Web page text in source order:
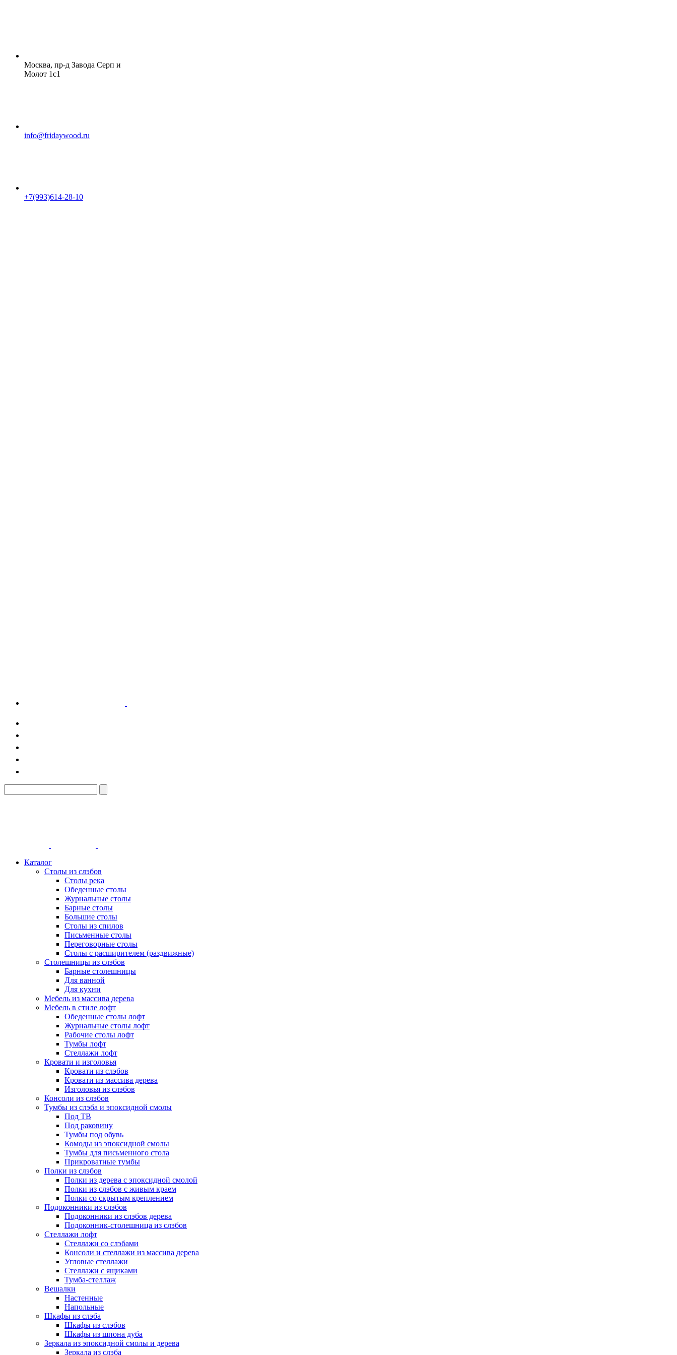
Москва, пр-д Завода Серп и
Молот 1с1
info@fridaywood.ru
+7(993)614-28-10
Каталог
Столы из слэбов
Столы река
Обеденные столы
Журнальные столы
Барные столы
Большие столы
Столы из спилов
Письменные столы
Переговорные столы
Столы с расширителем (раздвижные)
Столешницы из слэбов
Барные столешницы
Для ванной
Для кухни
Мебель из массива дерева
Мебель в стиле лофт
Обеденные столы лофт
Журнальные столы лофт
Рабочие столы лофт
Тумбы лофт
Стеллажи лофт
Кровати и изголовья
Кровати из слэбов
Кровати из массива дерева
Изголовья из слэбов
Консоли из слэбов
Тумбы из слэба и эпоксидной смолы
Под ТВ
Под раковину
Тумбы под обувь
Комоды из эпоксидной смолы
Тумбы для письменного стола
Прикроватные тумбы
Полки из слэбов
Полки из дерева с эпоксидной смолой
Полки из слэбов с живым краем
Полки со скрытым креплением
Подоконники из слэбов
Подоконники из слэбов дерева
Подоконник-столешница из слэбов
Стеллажи лофт
Стеллажи со слэбами
Консоли и стеллажи из массива дерева
Угловые стеллажи
Стеллажи с ящиками
Тумба-стеллаж
Вешалки
Настенные
Напольные
Шкафы из слэба
Шкафы из слэбов
Шкафы из шпона дуба
Зеркала из эпоксидной смолы и дерева
Зеркала из слэба